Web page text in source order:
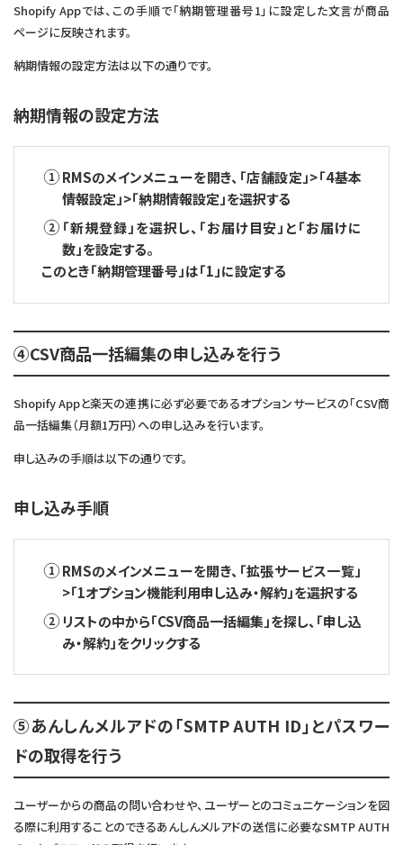
Shopify Appでは、この手順で「納期管理番号1」に設定した文言が商品
ページに反映されます。
納期情報の設定方法は以下の通りです。
納期情報の設定方法
RMSのメインメニューを開き、「店舗設定」>「4基本
情報設定」>「納期情報設定」を選択する
「新規登録」を選択し、「お届け目安」と「お届けに
数」を設定する。
このとき「納期管理番号」は「1」に設定する
④CSV商品一括編集の申し込みを行う
Shopify Appと楽天の連携に必ず必要であるオプションサービスの「CSV商
品一括編集（月額1万円）への申し込みを行います。
申し込みの手順は以下の通りです。
申し込み手順
RMSのメインメニューを開き、「拡張サービス一覧」
>「1オプション機能利用申し込み・解約」を選択する
リストの中から「CSV商品一括編集」を探し、「申し込
み・解約」をクリックする
⑤あんしんメルアドの「SMTP AUTH ID」とパスワー
ドの取得を行う
ユーザーからの商品の問い合わせや、ユーザーとのコミュニケーションを図
る際に利用することのできるあんしんメルアドの送信に必要なSMTP AUTH